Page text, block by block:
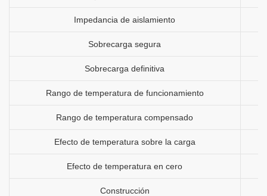
Impedancia de aislamiento
Sobrecarga segura
Sobrecarga definitiva
Rango de temperatura de funcionamiento
Rango de temperatura compensado
Efecto de temperatura sobre la carga
Efecto de temperatura en cero
Construcción